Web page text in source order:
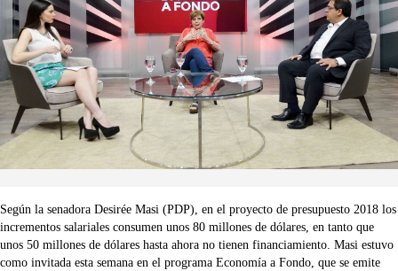
Según la senadora Desirée Masi (PDP), en el proyecto de presupuesto 2018 los
incrementos salariales consumen unos 80 millones de dólares, en tanto que
unos 50 millones de dólares hasta ahora no tienen financiamiento. Masi estuvo
como invitada esta semana en el programa Economía a Fondo, que se emite